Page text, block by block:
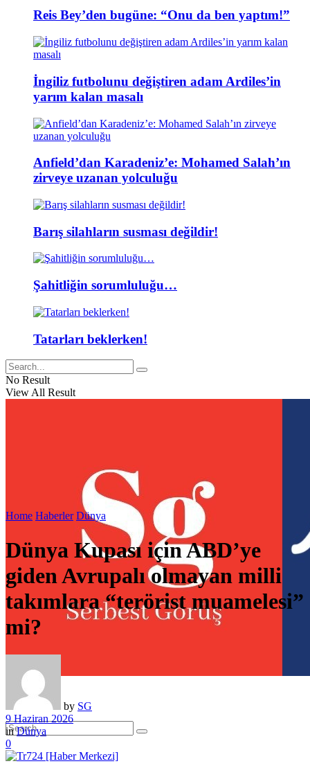
Reis Bey’den bugüne: “Onu da ben yaptım!”
İngiliz futbolunu değiştiren adam Ardiles’in
yarım kalan masalı
Anfield’dan Karadeniz’e: Mohamed Salah’ın
zirveye uzanan yolculuğu
Barış silahların susması değildir!
Şahitliğin sorumluluğu…
Tatarları beklerken!
No Result
View All Result
Home Haberler Dünya
Dünya Kupası için ABD’ye
giden Avrupalı olmayan milli
takımlara “terörist muamelesi”
mi?
by SG
9 Haziran 2026
in Dünya
0